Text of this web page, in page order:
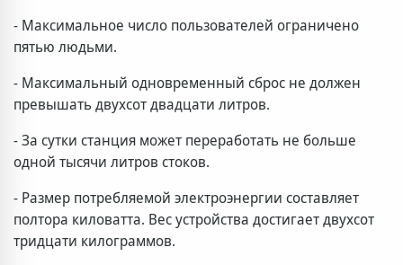
- Максимальное число пользователей ограничено
пятью людьми.
- Максимальный одновременный сброс не должен
превышать двухсот двадцати литров.
- За сутки станция может переработать не больше
одной тысячи литров стоков.
- Размер потребляемой электроэнергии составляет
полтора киловатта. Вес устройства достигает двухсот
тридцати килограммов.